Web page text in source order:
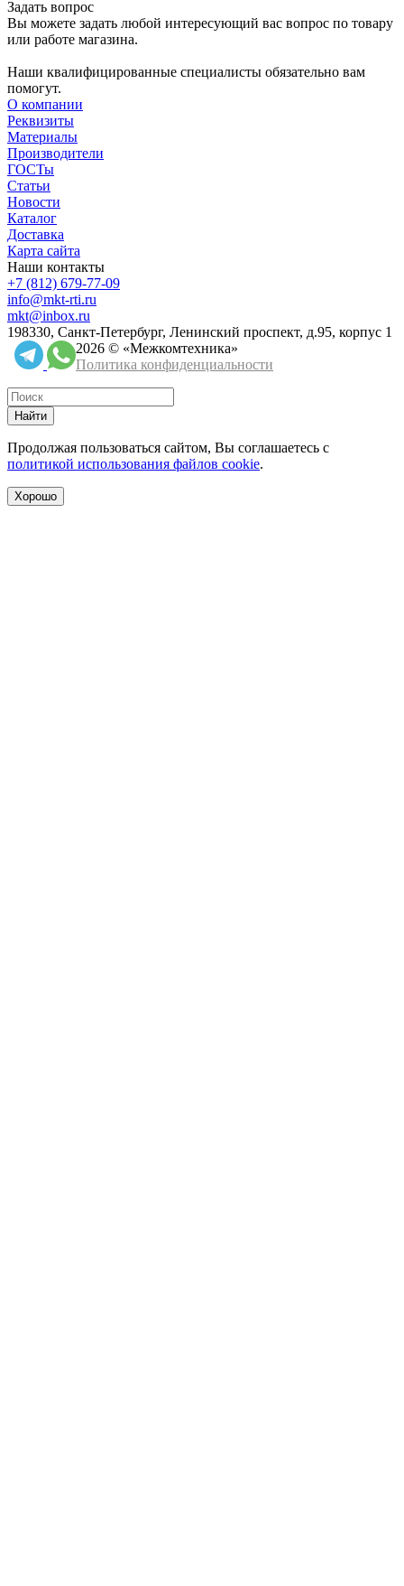
Задать вопрос
Вы можете задать любой интересующий вас вопрос по товару
или работе магазина.
Наши квалифицированные специалисты обязательно вам
помогут.
О компании
Реквизиты
Материалы
Производители
ГОСТы
Статьи
Новости
Каталог
Доставка
Карта сайта
Наши контакты
+7 (812) 679-77-09
info@mkt-rti.ru
mkt@inbox.ru
198330, Санкт-Петербург, Ленинский проспект, д.95, корпус 1
2026 © «Межкомтехника»
Политика конфиденциальности
Найти
Продолжая пользоваться сайтом, Вы соглашаетесь с
политикой использования файлов cookie.
Хорошо